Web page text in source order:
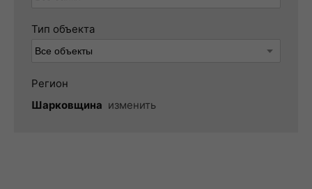
Тип объекта
Регион
Шарковщина изменить